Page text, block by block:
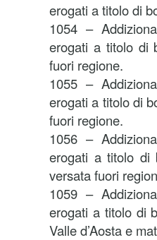
erogati a titolo di
1054 –
erogati a titolo di
fuori regione.
1055 –
erogati a titolo di
fuori regione.
1056 –
erogati a titolo di
versata fuori
1059 –
erogati a titolo di
Valle d’Aosta e